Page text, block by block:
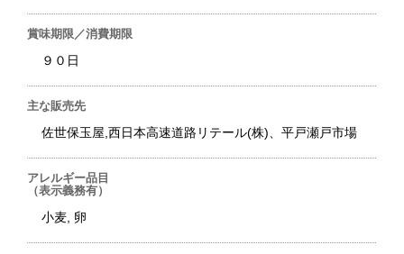
賞味期限／消費期限
９０日
主な販売先
佐世保玉屋,西日本高速道路リテール(株)、平戸瀬戸市場
アレルギー品目
（表示義務有）
小麦, 卵